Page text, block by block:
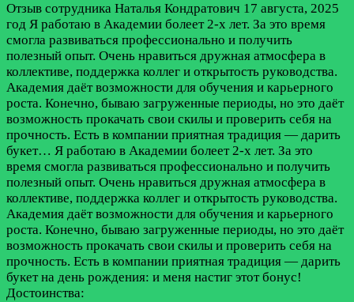
Отзыв сотрудника Наталья Кондратович 17 августа, 2025
год Я работаю в Академии болеет 2-х лет. За это время
смогла развиваться профессионально и получить
полезный опыт. Очень нравиться дружная атмосфера в
коллективе, поддержка коллег и открытость руководства.
Академия даёт возможности для обучения и карьерного
роста. Конечно, бываю загруженные периоды, но это даёт
возможность прокачать свои скилы и проверить себя на
прочность. Есть в компании приятная традиция — дарить
букет… Я работаю в Академии болеет 2-х лет. За это
время смогла развиваться профессионально и получить
полезный опыт. Очень нравиться дружная атмосфера в
коллективе, поддержка коллег и открытость руководства.
Академия даёт возможности для обучения и карьерного
роста. Конечно, бываю загруженные периоды, но это даёт
возможность прокачать свои скилы и проверить себя на
прочность. Есть в компании приятная традиция — дарить
букет на день рождения: и меня настиг этот бонус!
Достоинства: